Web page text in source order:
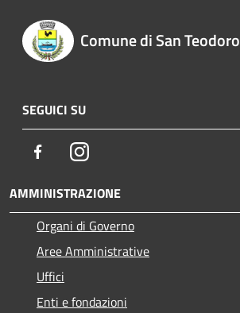
Comune di San Teodoro
SEGUICI SU
FacebookInstagram
AMMINISTRAZIONE
Organi di Governo
Aree Amministrative
Uffici
Enti e fondazioni